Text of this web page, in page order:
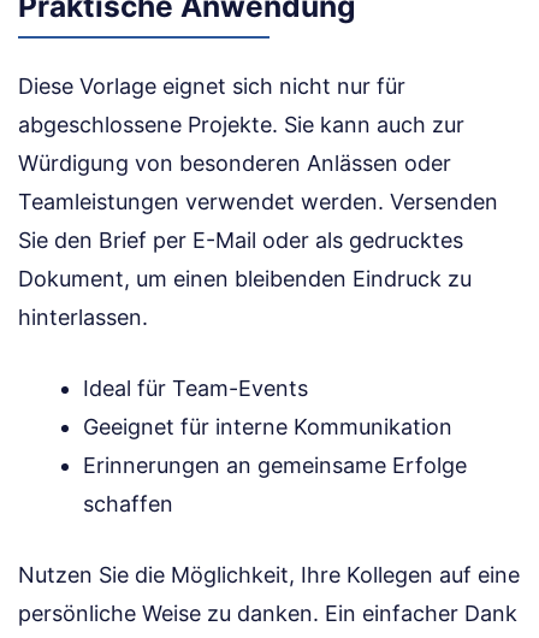
Diese Vorlage eignet sich nicht nur für
abgeschlossene Projekte. Sie kann auch zur
Würdigung von besonderen Anlässen oder
Teamleistungen verwendet werden. Versenden
Sie den Brief per E-Mail oder als gedrucktes
Dokument, um einen bleibenden Eindruck zu
hinterlassen.
Ideal für Team-Events
Geeignet für interne Kommunikation
Erinnerungen an gemeinsame Erfolge
schaffen
Nutzen Sie die Möglichkeit, Ihre Kollegen auf eine
persönliche Weise zu danken. Ein einfacher Dank